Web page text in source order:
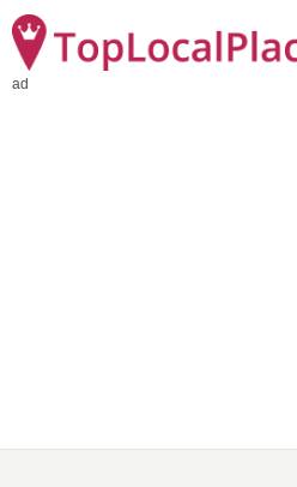
ad